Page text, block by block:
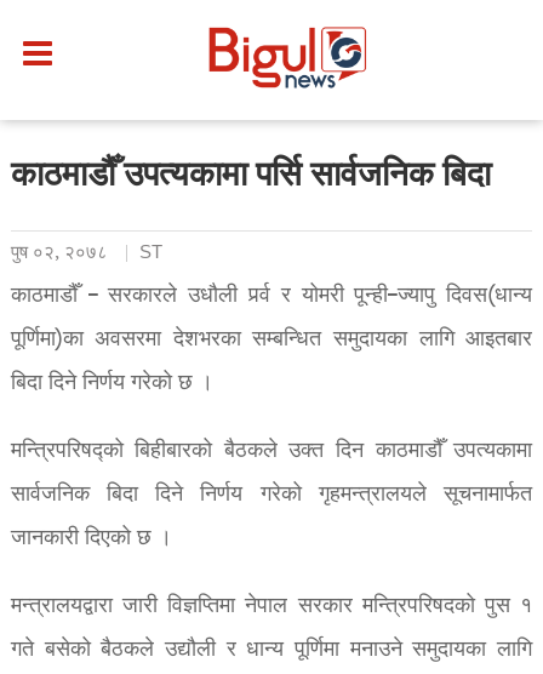
काठमाडौँ उपत्यकामा पर्सि सार्वजनिक बिदा
पुष ०२, २०७८ ST
काठमाडौँ – सरकारले उधौली पर्र्व र योमरी पून्ही–ज्यापु दिवस(धान्य
पूर्णिमा)का अवसरमा देशभरका सम्बन्धित समुदायका लागि आइतबार
बिदा दिने निर्णय गरेको छ ।
मन्त्रिपरिषद्को बिहीबारको बैठकले उक्त दिन काठमाडौँ उपत्यकामा
सार्वजनिक बिदा दिने निर्णय गरेको गृहमन्त्रालयले सूचनामार्फत
जानकारी दिएको छ ।
मन्त्रालयद्वारा जारी विज्ञप्तिमा नेपाल सरकार मन्त्रिपरिषदको पुस १
गते बसेको बैठकले उद्यौली र धान्य पूर्णिमा मनाउने समुदायका लागि